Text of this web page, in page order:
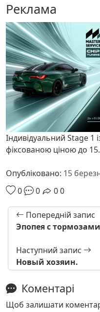
Реклама
Індивідуальний Stage 1
фіксованою ціною до
Опубліковано: 15
0
0 00
Попередній запис
Эпопея с
Наступний запис
Новый хозяин.
Коментарі
Щоб залишати